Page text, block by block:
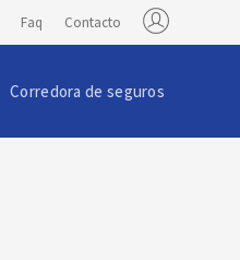
Faq Contacto
Corredora de seguros